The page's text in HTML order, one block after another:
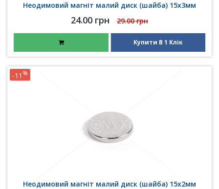
Неодимовий магніт малий диск (шайба) 15х3мм
24.00 грн 29.00 грн
Купити В 1 Клік
Неодимовий магніт малий диск (шайба) 15х2мм
-11 %